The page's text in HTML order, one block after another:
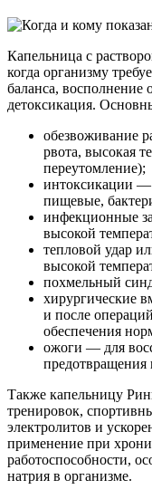
Капельница с
когда организму
баланса,
детоксикация.
обезвоживание
рвота, высокая
переутомление);
интоксикации —
пищевые,
инфекционные
высокой
тепловой удар
высокой
похмельный
хирургические
и после
обеспечения
ожоги — для
предотвращения
Также капельницу
тренировок,
электролитов и
применение при
работоспособности,
натрия в организме.